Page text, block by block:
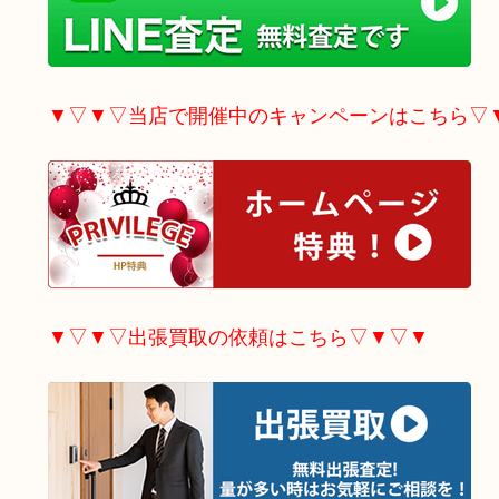
▼▽▼▽当店で開催中のキャンペーンはこち
▼▽▼▽出張買取の依頼はこちら▽▼▽▼